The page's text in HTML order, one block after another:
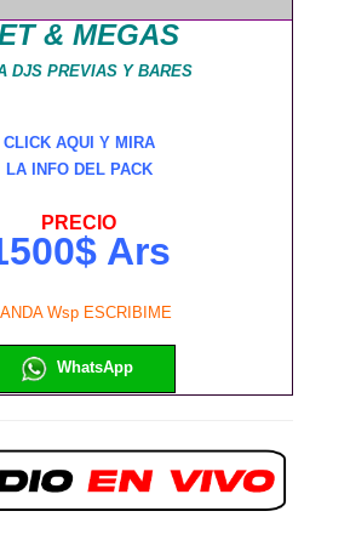
& MEGAS
DJS PREVIAS Y BARES
CLICK AQUI Y MIRA
LA INFO DEL PACK
PRECIO
Ars
Wsp ESCRIBIME
WhatsApp